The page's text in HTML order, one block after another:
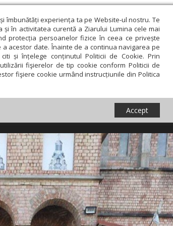
îmbunătăți experiența ta pe Website-ul nostru. Te
în activitatea curentă a Ziarului Lumina cele mai
protecția persoanelor fizice în ceea ce privește
acestor date. Înainte de a continua navigarea pe
și înțelege conținutul Politicii de Cookie. Prin
fişierelor de tip cookie conform Politicii de
fişiere cookie urmând instrucțiunile din Politica
Accept